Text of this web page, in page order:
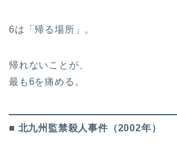
6は「帰る場所」。
帰れないことが、
最も6を痛める。
■ 北九州監禁殺人事件（2002年）